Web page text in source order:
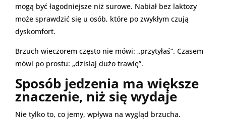
mogą być łagodniejsze niż surowe. Nabiał bez laktozy
może sprawdzić się u osób, które po zwykłym czują
dyskomfort.
Brzuch wieczorem często nie mówi: „przytyłaś”. Czasem
mówi po prostu: „dzisiaj dużo trawię”.
Sposób jedzenia ma większe
znaczenie, niż się wydaje
Nie tylko to, co jemy, wpływa na wygląd brzucha.